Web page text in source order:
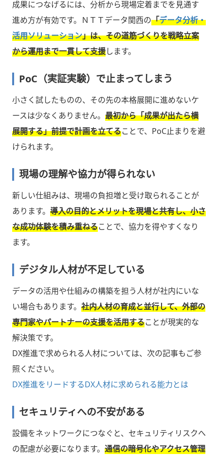
成果につなげるには、分析から現場定着までを見通す
進め方が有効です。ＮＴＴデータ関西の「データ分析・
活用ソリューション」は、その道筋づくりを戦略立案
から運用まで一貫して支援します。
PoC（実証実験）で止まってしまう
小さく試したものの、その先の本格展開に進めないケ
ースは少なくありません。 最初から「成果が出たら横
展開する」前提で計画を立てることで、PoC止まりを避
けられます。
現場の理解や協力が得られない
新しい仕組みは、現場の負担増と受け取られることが
あります。 導入の目的とメリットを現場と共有し、小さ
な成功体験を積み重ねることで、協力を得やすくなり
ます。
デジタル人材が不足している
データの活用や仕組みの構築を担う人材が社内にいな
い場合もあります。 社内人材の育成と並行して、外部の
専門家やパートナーの支援を活用することが現実的な
解決策です。
DX推進で求められる人材については、次の記事もご参
照ください。
DX推進をリードするDX人材に求められる能力とは
セキュリティへの不安がある
設備をネットワークにつなぐと、セキュリティリスクへ
の配慮が必要になります。 通信の暗号化やアクセス管理